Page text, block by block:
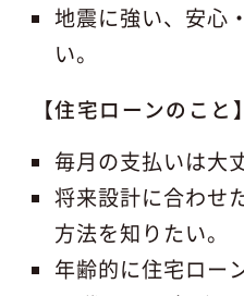
地震に強い、安心
い。
【住宅ローンのこと】
毎月の支払いは大
将来設計に合わせ
方法を知りたい。
年齢的に住宅ロー